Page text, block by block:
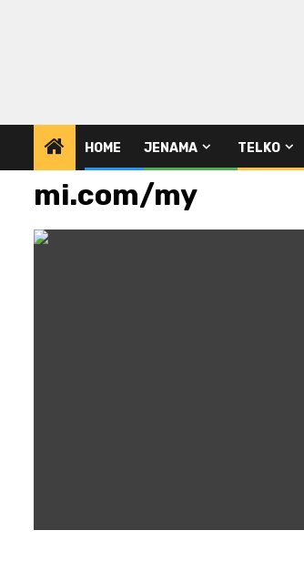
HOME JENAMA TELKO
mi.com/my